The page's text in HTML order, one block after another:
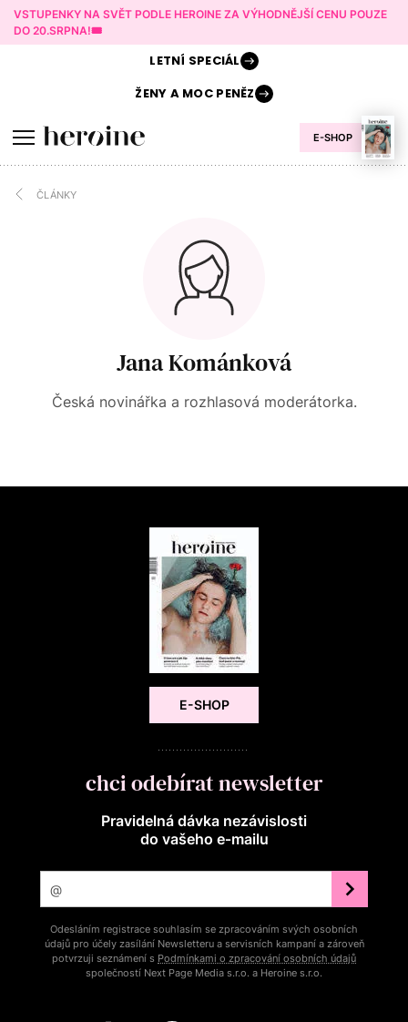
VSTUPENKY NA SVĚT PODLE HEROINE ZA VÝHODNĚJŠÍ CENU POUZE
DO 20.SRPNA!🎟️
E-SHOP
LETNÍ SPECIÁL
ŽENY AMOC PENĚZ
ČLÁNKY
Jana Kománková
Česká novinářka a rozhlasová moderátorka.
E-SHOP
chci odebírat newsletter
Pravidelná dávka nezávislosti
do vašeho e‑mailu
Odesláním registrace souhlasím se zpracováním svých osobních
údajů pro účely zasílání Newsletteru a servisních kampaní a zároveň
potvrzuji seznámení s Podmínkami o zpracování osobních údajů
společností Next Page Media s.r.o. a Heroine s.r.o.